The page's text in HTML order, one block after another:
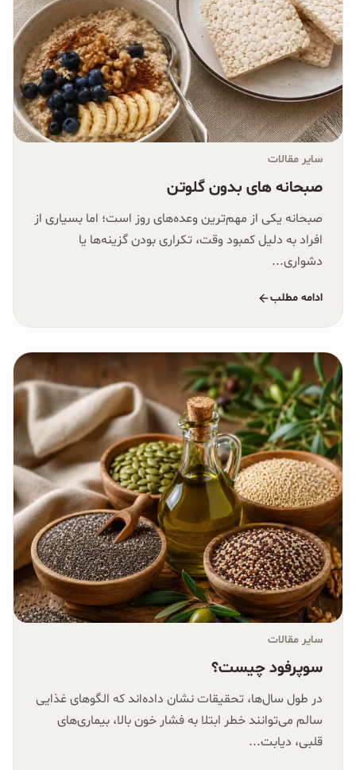
سایر مقالات
صبحانه های بدون گلوتن
صبحانه یکی از مهم‌ترین وعده‌های روز است؛ اما بسیاری از
افراد به دلیل کمبود وقت، تکراری بودن گزینه‌ها یا
دشواری...
ادامه مطلب
سایر مقالات
سوپرفود چیست؟
در طول سال‌ها، تحقیقات نشان داده‌اند که الگوهای غذایی
سالم می‌توانند خطر ابتلا به فشار خون بالا، بیماری‌های
قلبی، دیابت...